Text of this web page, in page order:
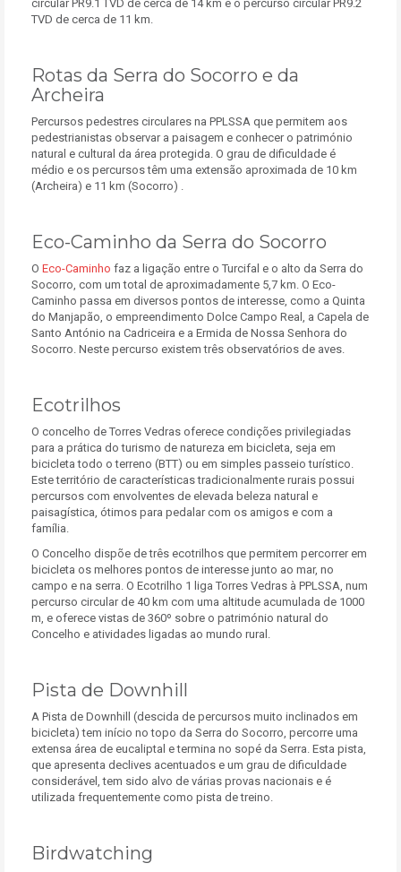
circular PR9.1 TVD de cerca de 14 km e o percurso circular PR9.2
TVD de cerca de 11 km.
Rotas da Serra do Socorro e da
Archeira
Percursos pedestres circulares na PPLSSA que permitem aos
pedestrianistas observar a paisagem e conhecer o património
natural e cultural da área protegida. O grau de dificuldade é
médio e os percursos têm uma extensão aproximada de 10 km
(Archeira) e 11 km (Socorro) .
Eco-Caminho da Serra do Socorro
O Eco-Caminho faz a ligação entre o Turcifal e o alto da Serra do
Socorro, com um total de aproximadamente 5,7 km. O Eco-
Caminho passa em diversos pontos de interesse, como a Quinta
do Manjapão, o empreendimento Dolce Campo Real, a Capela de
Santo António na Cadriceira e a Ermida de Nossa Senhora do
Socorro. Neste percurso existem três observatórios de aves.
Ecotrilhos
O concelho de Torres Vedras oferece condições privilegiadas
para a prática do turismo de natureza em bicicleta, seja em
bicicleta todo o terreno (BTT) ou em simples passeio turístico.
Este território de características tradicionalmente rurais possui
percursos com envolventes de elevada beleza natural e
paisagística, ótimos para pedalar com os amigos e com a
família.
O Concelho dispõe de três ecotrilhos que permitem percorrer em
bicicleta os melhores pontos de interesse junto ao mar, no
campo e na serra. O Ecotrilho 1 liga Torres Vedras à PPLSSA, num
percurso circular de 40 km com uma altitude acumulada de 1000
m, e oferece vistas de 360º sobre o património natural do
Concelho e atividades ligadas ao mundo rural.
Pista de Downhill
A Pista de Downhill (descida de percursos muito inclinados em
bicicleta) tem início no topo da Serra do Socorro, percorre uma
extensa área de eucaliptal e termina no sopé da Serra. Esta pista,
que apresenta declives acentuados e um grau de dificuldade
considerável, tem sido alvo de várias provas nacionais e é
utilizada frequentemente como pista de treino.
Birdwatching